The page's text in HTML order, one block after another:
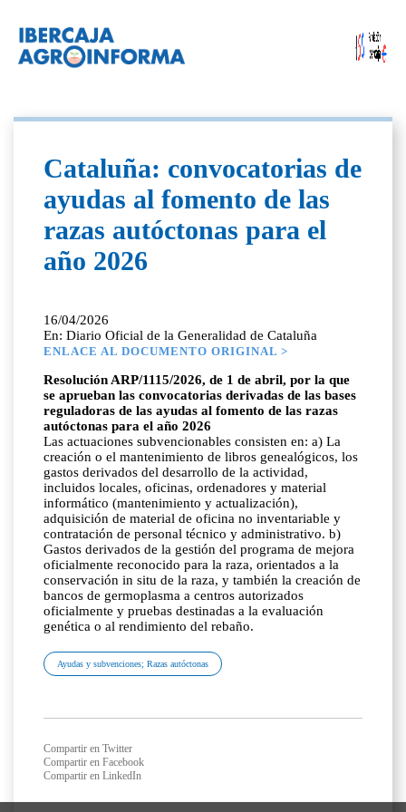
Cataluña: convocatorias de
ayudas al fomento de las
razas autóctonas para el
año 2026
16/04/2026
En: Diario Oficial de la Generalidad de Cataluña
ENLACE AL DOCUMENTO ORIGINAL >
Resolución ARP/1115/2026, de 1 de abril, por la que
se aprueban las convocatorias derivadas de las bases
reguladoras de las ayudas al fomento de las razas
autóctonas para el año 2026
Las actuaciones subvencionables consisten en: a) La
creación o el mantenimiento de libros genealógicos, los
gastos derivados del desarrollo de la actividad,
incluidos locales, oficinas, ordenadores y material
informático (mantenimiento y actualización),
adquisición de material de oficina no inventariable y
contratación de personal técnico y administrativo. b)
Gastos derivados de la gestión del programa de mejora
oficialmente reconocido para la raza, orientados a la
conservación in situ de la raza, y también la creación de
bancos de germoplasma a centros autorizados
oficialmente y pruebas destinadas a la evaluación
genética o al rendimiento del rebaño.
Ayudas y subvenciones; Razas autóctonas
Compartir en Twitter
Compartir en Facebook
Compartir en LinkedIn